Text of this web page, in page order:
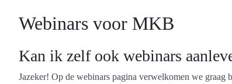
Webinars voor MKB
Kan ik zelf ook webinars
Jazeker! Op de webinars pagina verwelkomen we graag